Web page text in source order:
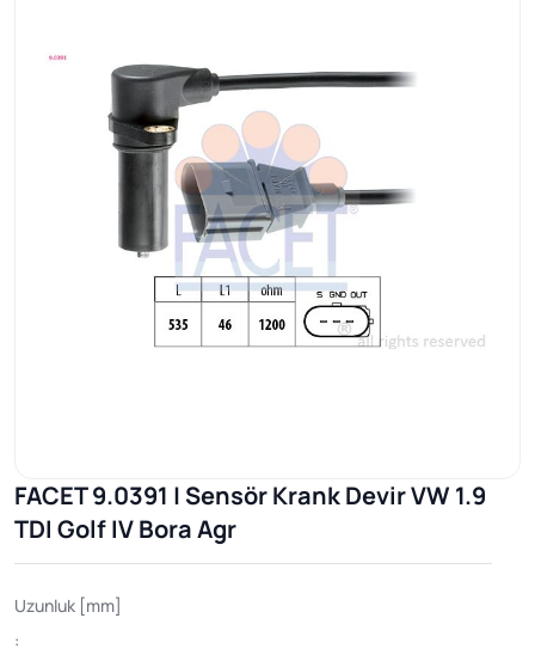
FACET 9.0391 | Sensör Krank Devir VW 1.9
TDI Golf IV Bora Agr
Uzunluk [mm]
: